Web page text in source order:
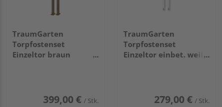
TraumGarten
Torpfostenset
Einzeltor braun
399,00 € / Stk.
TraumGarten
Torpfostenset
Einzeltor einbet. weiß
279,00 € / Stk.